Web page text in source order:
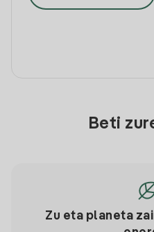
Beti
Zu eta planeta